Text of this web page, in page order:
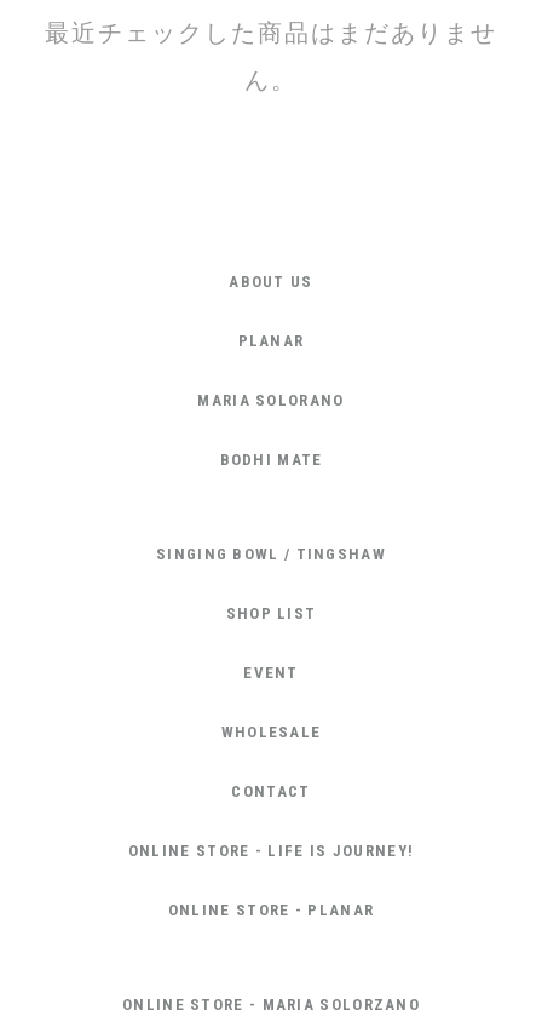
最近チェックした商品はまだありませ
ん。
ABOUT US
PLANAR
MARIA SOLORANO
BODHI MATE
SINGING BOWL / TINGSHAW
SHOP LIST
EVENT
WHOLESALE
CONTACT
ONLINE STORE - LIFE IS JOURNEY!
ONLINE STORE - PLANAR
ONLINE STORE - MARIA SOLORZANO